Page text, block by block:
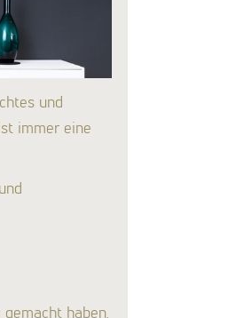
und
immer eine
haben,